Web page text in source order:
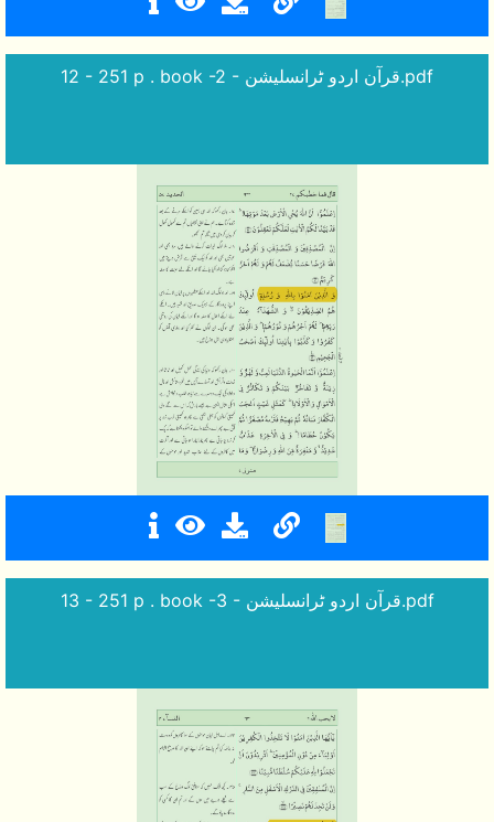
12 - 251 p . book -2 - قرآن اردو ٹرانسلیشن.pdf
13 - 251 p . book -3 - قرآن اردو ٹرانسلیشن.pdf